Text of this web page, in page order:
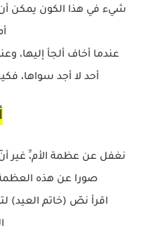
شيء في هذا الكون يمكن
عندما أخاف ألجأ إليها،
أحد لا أجد سواها،
نغفل عن عظمة الأم،ِّ غير أنّ
صورا عن هذه
اقرأ نصّ (خاتم